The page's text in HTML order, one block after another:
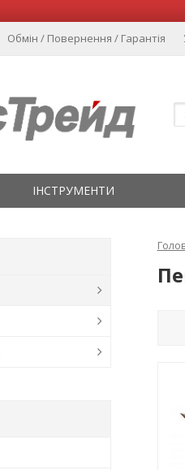
Обмін / Повернення / Гарантія
ІНСТРУМЕНТИ